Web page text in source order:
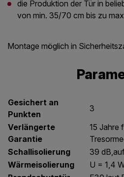
die Produktion der Tür in
von min. 35/70 cm bis zu
Montage möglich in
Gesichert an
Punkten
3
Verlängerte
Garantie
15 Jahre
Schallisolierung
39
Wärmeisolierung
U = 1,4